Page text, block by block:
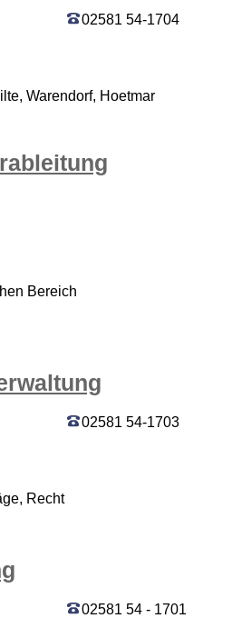
02581 54-1704
Warendorf, Hoetmar
Bereich
02581 54-1703
Recht
02581 54 - 1701